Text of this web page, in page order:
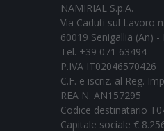
NAMIRIAL S.p.A.
Via Caduti sul Lavoro
60019 Senigallia (An) -
Tel. +39 071 63494
P.IVA IT02046570426
C.F. e iscriz. al Reg.
REA N. AN157295
Codice destinatario
Capitale sociale €